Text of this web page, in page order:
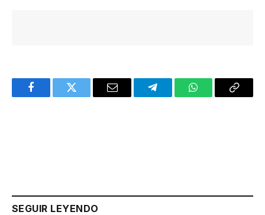
FacebookTwitter Email TelegramWhatsAppCopy
SEGUIR LEYENDO